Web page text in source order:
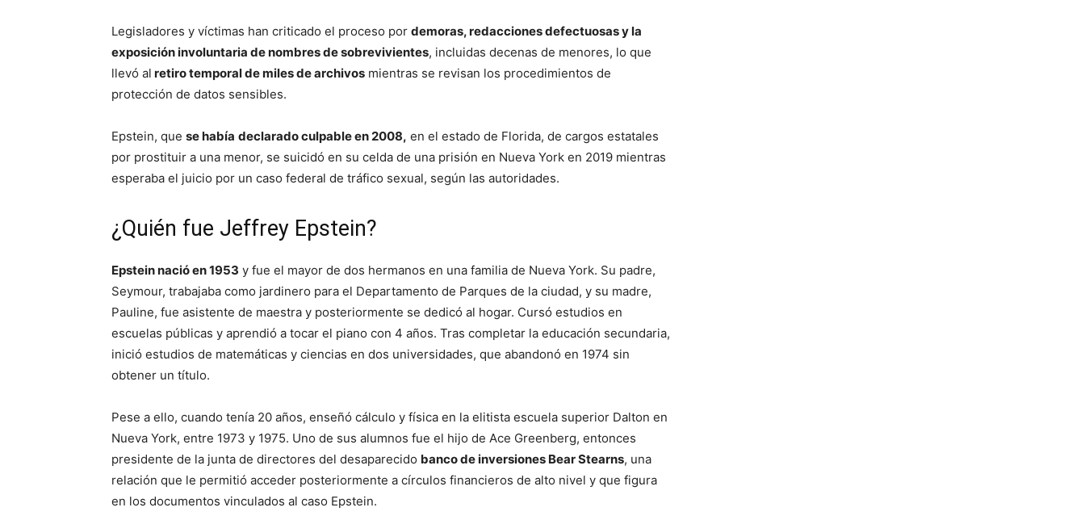
Legisladores y víctimas han criticado el proceso por demoras, redacciones defectuosas y la
exposición involuntaria de nombres de sobrevivientes, incluidas decenas de menores, lo que
llevó al retiro temporal de miles de archivos mientras se revisan los procedimientos de
protección de datos sensibles.
Epstein, que se había declarado culpable en 2008, en el estado de Florida, de cargos estatales
por prostituir a una menor, se suicidó en su celda de una prisión en Nueva York en 2019 mientras
esperaba el juicio por un caso federal de tráfico sexual, según las autoridades.
¿Quién fue Jeffrey Epstein?
Epstein nació en 1953 y fue el mayor de dos hermanos en una familia de Nueva York. Su padre,
Seymour, trabajaba como jardinero para el Departamento de Parques de la ciudad, y su madre,
Pauline, fue asistente de maestra y posteriormente se dedicó al hogar. Cursó estudios en
escuelas públicas y aprendió a tocar el piano con 4 años. Tras completar la educación secundaria,
inició estudios de matemáticas y ciencias en dos universidades, que abandonó en 1974 sin
obtener un título.
Pese a ello, cuando tenía 20 años, enseñó cálculo y física en la elitista escuela superior Dalton en
Nueva York, entre 1973 y 1975. Uno de sus alumnos fue el hijo de Ace Greenberg, entonces
presidente de la junta de directores del desaparecido banco de inversiones Bear Stearns, una
relación que le permitió acceder posteriormente a círculos financieros de alto nivel y que figura
en los documentos vinculados al caso Epstein.